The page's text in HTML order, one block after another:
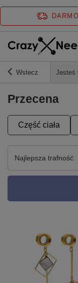
Wstecz Jesteś
Przecena
Część ciała
Najlepsza trafność